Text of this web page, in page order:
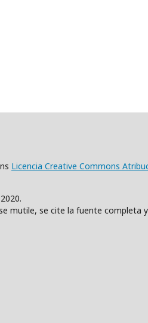
Licencia Creative Commons
mutile, se cite la fuente